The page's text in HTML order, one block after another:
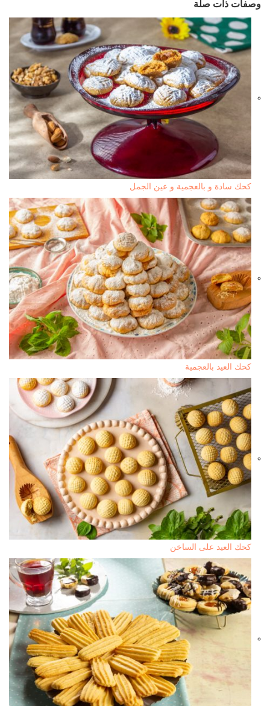
وصفات ذات صلة
كحك سادة و بالعجمية و عين الجمل
كحك العيد بالعجمية
كحك العيد على الساخن